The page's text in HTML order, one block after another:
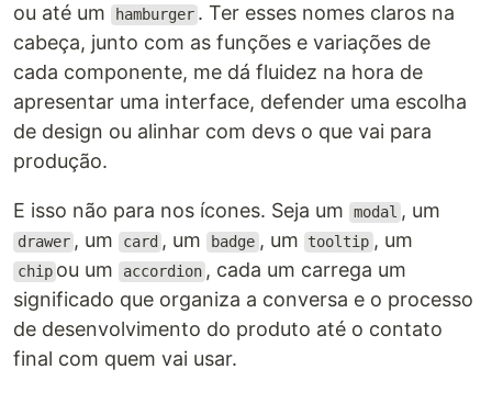
ou até um
hamburger . Ter esses nomes claros na
cabeça, junto com as funções e variações de
cada componente, me dá fluidez na hora de
apresentar uma interface, defender uma escolha
de design ou alinhar com devs o que vai para
produção.
E isso não para nos ícones. Seja um modal , um
drawer , um card , um badge , um tooltip , um
chip ou um accordion , cada um carrega um
significado que organiza a conversa e o processo
de desenvolvimento do produto até o contato
final com quem vai usar.